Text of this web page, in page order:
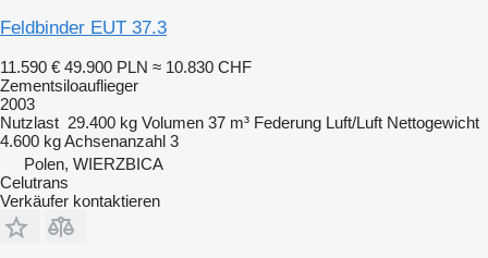
Feldbinder EUT 37.3
11.590 € 49.900 PLN ≈ 10.830 CHF
Zementsiloauflieger
2003
Nutzlast 29.400 kg Volumen 37 m³ Federung Luft/Luft Nettogewicht
4.600 kgAchsenanzahl 3
Polen, WIERZBICA
Celutrans
Verkäufer kontaktieren